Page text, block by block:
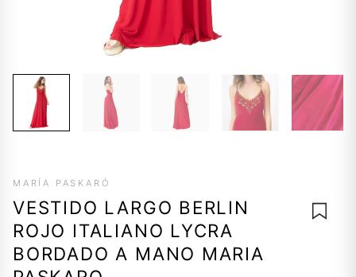
MARÍA PASKARÓ
VESTIDO LARGO BERLIN
ROJO ITALIANO LYCRA
BORDADO A MANO MARIA